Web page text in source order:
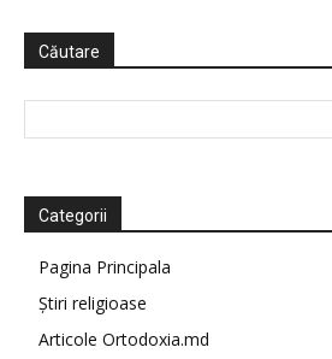
Căutare
Categorii
Pagina Principala
Știri religioase
Articole Ortodoxia.md